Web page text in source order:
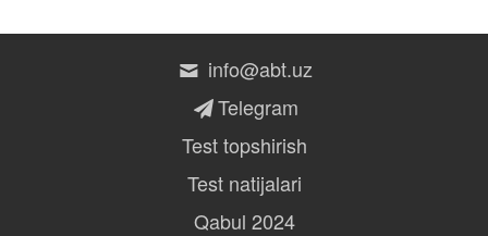
info@abt.uz
Telegram
Test topshirish
Test natijalari
Qabul 2024